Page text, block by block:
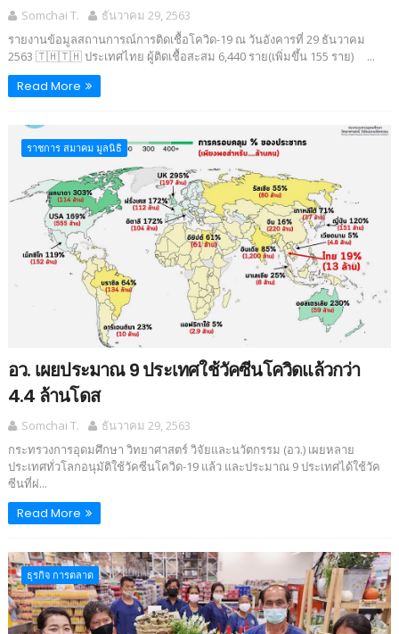
Somchai T.
ธันวาคม 29, 2563
รายงานข้อมูลสถานการณ์การติดเชื้อโควิด-19 ณ วันอังคารที่ 29 ธันวาคม
2563 🇹🇭🇹🇭 ประเทศไทย ผู้ติดเชื้อสะสม 6,440 ราย(เพิ่มขึ้น 155 ราย) ...
Read More
ราชการ สมาคม มูลนิธิ
อว. เผยประมาณ 9 ประเทศใช้วัคซีนโควิดแล้วกว่า
4.4 ล้านโดส
Somchai T.
ธันวาคม 29, 2563
กระทรวงการอุดมศึกษา วิทยาศาสตร์ วิจัยและนวัตกรรม (อว.) เผยหลาย
ประเทศทั่วโลกอนุมัติใช้วัคซีนโควิด-19 แล้ว และประมาณ 9 ประเทศได้ใช้วัค
ซีนที่ผ่...
Read More
ธุรกิจ การตลาด